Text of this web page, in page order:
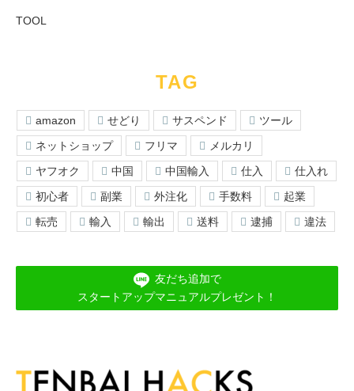
TOOL
TAG
amazon せどり サスペンド
ツール
ネットショップ
フリマ
メルカリ
ヤフオク
中国 中国輸入 仕入
仕入れ
初心者
副業 外注化 手数料
起業
転売
輸入 輸出 送料 逮捕 違法
友だち追加で
スタートアップマニュアルプレゼント！